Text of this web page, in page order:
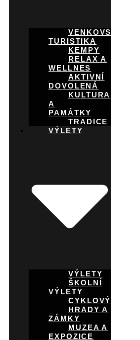
VENKOVSKÁ
TURISTIKA
KEMPY
RELAX A
WELLNES
AKTIVNÍ
DOVOLENÁ
KULTURA
A
PAMÁTKY
TRADICE
VÝLETY
VÝLETY
ŠKOLNÍ
VÝLETY
CYKLOVÝLETY
HRADY A
ZÁMKY
MUZEA A
EXPOZICE